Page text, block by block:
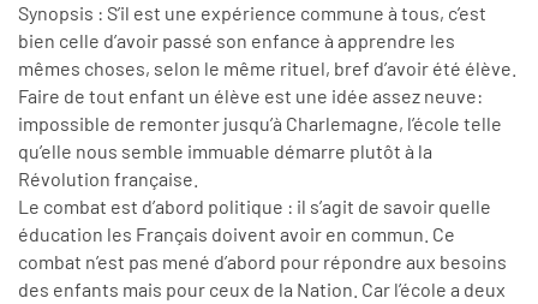
Synopsis : S’il est une expérience commune à tous, c’est
bien celle d’avoir passé son enfance à apprendre les
mêmes choses, selon le même rituel, bref d’avoir été élève.
Faire de tout enfant un élève est une idée assez neuve:
impossible de remonter jusqu’à Charlemagne, l’école telle
qu’elle nous semble immuable démarre plutôt à la
Révolution française.
Le combat est d’abord politique : il s’agit de savoir quelle
éducation les Français doivent avoir en commun. Ce
combat n’est pas mené d’abord pour répondre aux besoins
des enfants mais pour ceux de la Nation. Car l’école a deux